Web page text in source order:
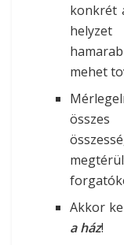
konkrét
mehet
Akkor
a ház!